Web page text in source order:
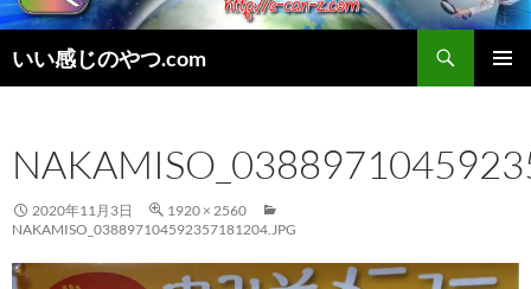
いい感じのやつ.com
索
ン
ツ
へ
ス
ッ
2020年11月3日
1920 × 2560
NAKAMISO_038897104592357181204.JPG